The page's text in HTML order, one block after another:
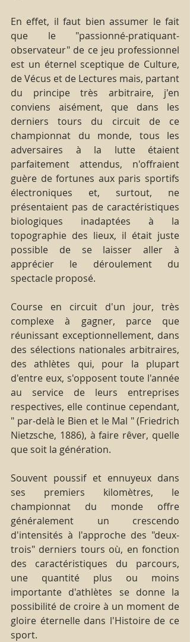
En effet, il faut bien assumer le fait
que le "passionné-pratiquant-
observateur" de ce jeu professionnel
est un éternel sceptique de Culture,
de Vécus et de Lectures mais, partant
du principe très arbitraire, j'en
conviens aisément, que dans les
derniers tours du circuit de ce
championnat du monde, tous les
adversaires à la lutte étaient
parfaitement attendus, n'offraient
guère de fortunes aux paris sportifs
électroniques et, surtout, ne
présentaient pas de caractéristiques
biologiques inadaptées à la
topographie des lieux, il était juste
possible de se laisser aller à
apprécier le déroulement du
spectacle proposé.
Course en circuit d'un jour, très
complexe à gagner, parce que
réunissant exceptionnellement, dans
des sélections nationales arbitraires,
des athlètes qui, pour la plupart
d'entre eux, s'opposent toute l'année
au service de leurs entreprises
respectives, elle continue cependant,
" par-delà le Bien et le Mal " (Friedrich
Nietzsche, 1886), à faire rêver, quelle
que soit la génération.
Souvent poussif et ennuyeux dans
ses premiers kilomètres, le
championnat du monde offre
généralement un crescendo
d'intensités à l'approche des "deux-
trois" derniers tours où, en fonction
des caractéristiques du parcours,
une quantité plus ou moins
importante d'athlètes se donne la
possibilité de croire à un moment de
gloire éternelle dans l'Histoire de ce
sport.